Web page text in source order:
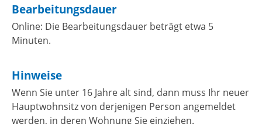
Bearbeitungsdauer
Online: Die Bearbeitungsdauer beträgt etwa 5
Minuten.
Hinweise
Wenn Sie unter 16 Jahre alt sind, dann muss Ihr neuer
Hauptwohnsitz von derjenigen Person angemeldet
werden, in deren Wohnung Sie einziehen.